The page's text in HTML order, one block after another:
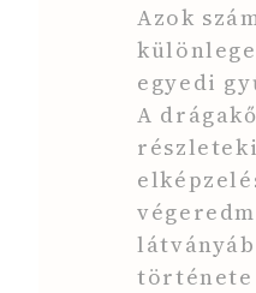
Azok
egyedi
A
története